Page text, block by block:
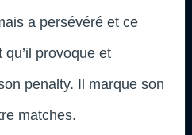
a persévéré et ce
qu’il provoque et
penalty. Il marque son
matches.